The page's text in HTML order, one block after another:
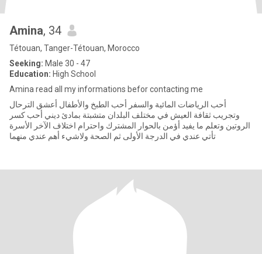
Amina, 34
Tétouan, Tanger-Tétouan, Morocco
Seeking: Male 30 - 47
Education: High School
Amina read all my informations befor contacting me
أحب الرياضات المائية والسفر أحب الطبخ والأطفال أعشق الترحال
وتجريب ثقافة العيش في مختلف البلدان متشبتة بمادئ ديني أحب كسر
الروتين وتعلم ما يفيد أؤمن بالحوار المشترك واحترام اختلاف الآخر الأسرة
تأتي عندي في الدرجة الأولى ثم الصحة ولاشيء أهم عندي منهما